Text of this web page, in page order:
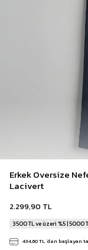
Erkek Oversize
Lacivert
2.299,90 TL
3500 TL ve üzeri %5 | 5000
434,60 TL`den başlayan